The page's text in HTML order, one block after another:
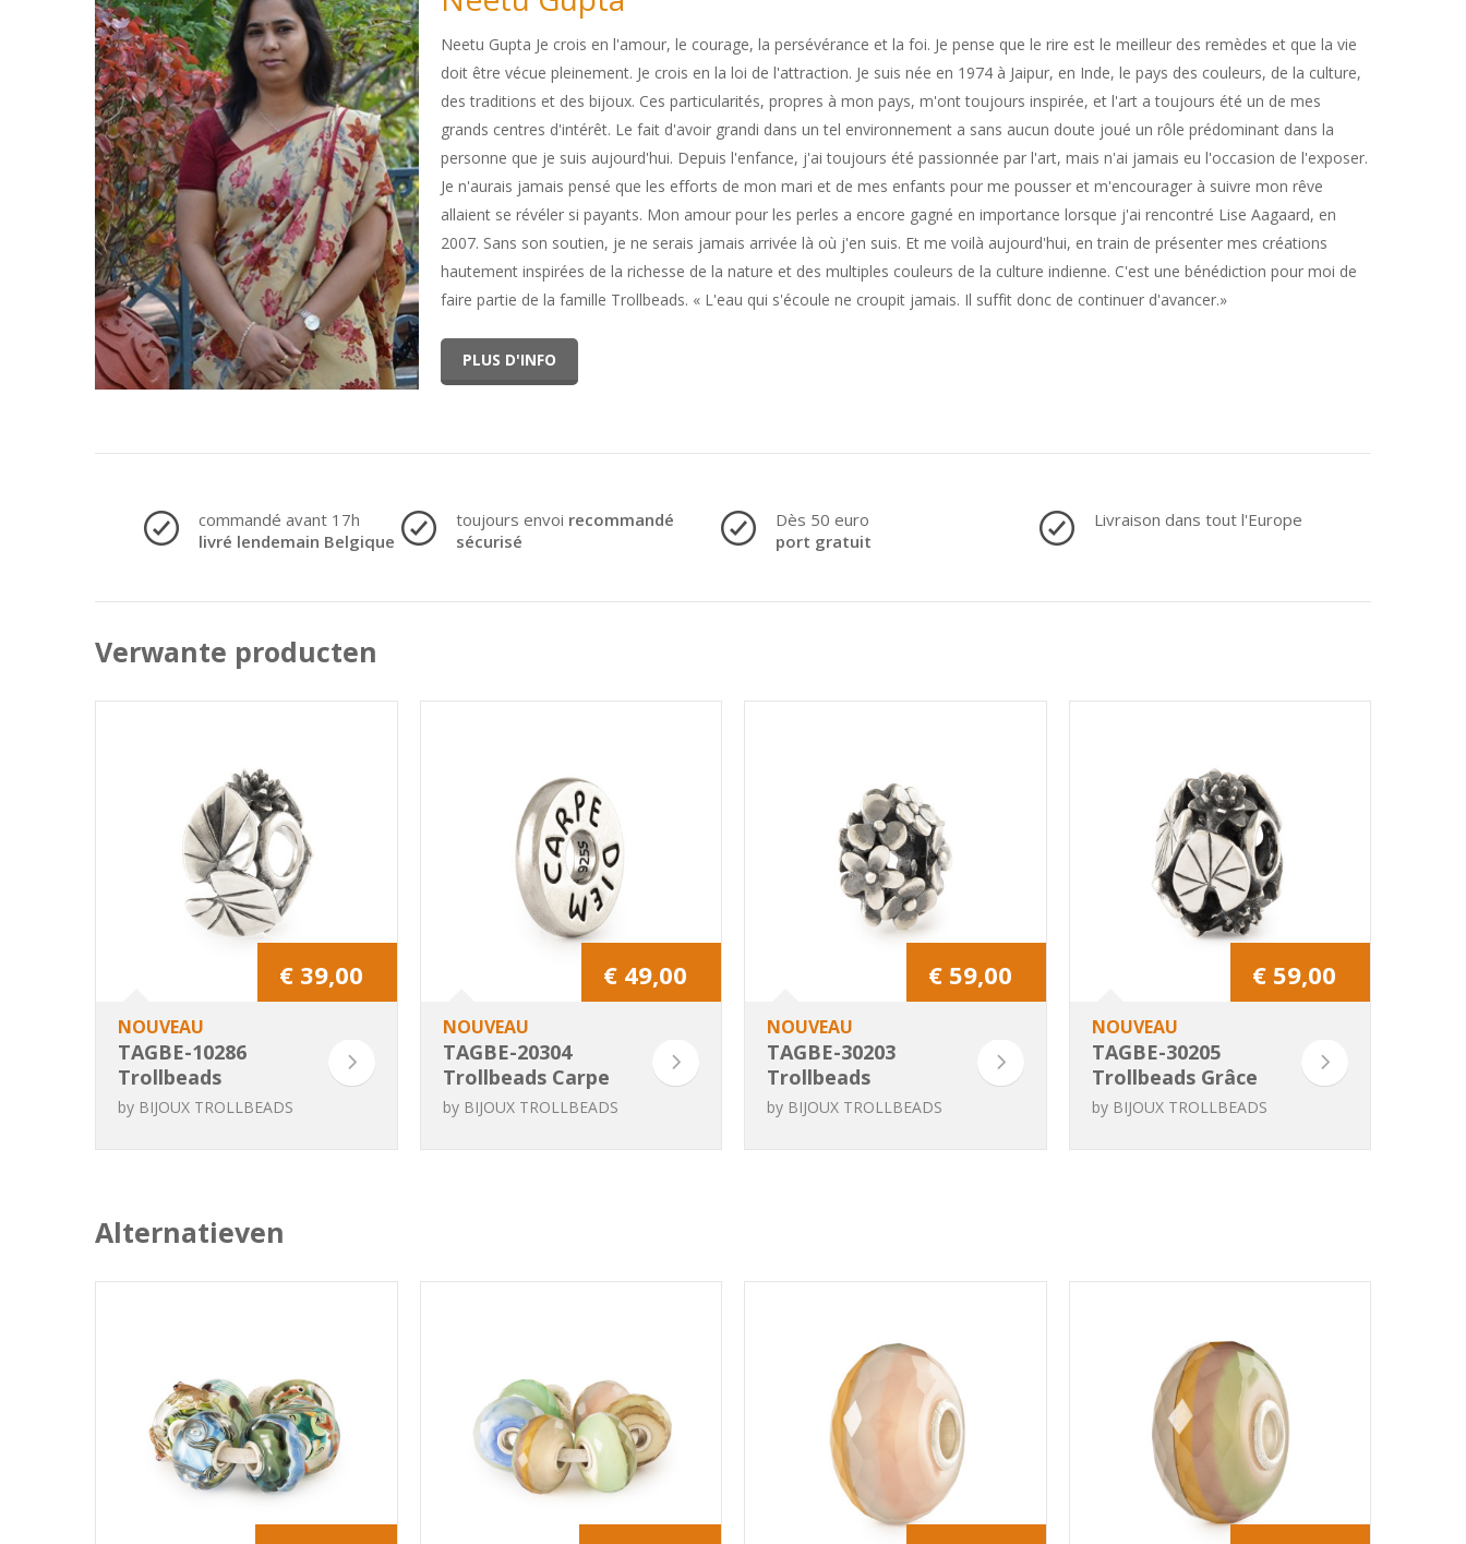
Neetu Gupta Je crois en l'amour, le courage, la persévérance et la foi. Je pense que le rire est le meilleur des remèdes et que la vie
doit être vécue pleinement. Je crois en la loi de l'attraction. Je suis née en 1974 à Jaipur, en Inde, le pays des couleurs, de la culture,
des traditions et des bijoux. Ces particularités, propres à mon pays, m'ont toujours inspirée, et l'art a toujours été un de mes
grands centres d'intérêt. Le fait d'avoir grandi dans un tel environnement a sans aucun doute joué un rôle prédominant dans la
personne que je suis aujourd'hui. Depuis l'enfance, j'ai toujours été passionnée par l'art, mais n'ai jamais eu l'occasion de l'exposer.
Je n'aurais jamais pensé que les efforts de mon mari et de mes enfants pour me pousser et m'encourager à suivre mon rêve
allaient se révéler si payants. Mon amour pour les perles a encore gagné en importance lorsque j'ai rencontré Lise Aagaard, en
2007. Sans son soutien, je ne serais jamais arrivée là où j'en suis. Et me voilà aujourd'hui, en train de présenter mes créations
hautement inspirées de la richesse de la nature et des multiples couleurs de la culture indienne. C'est une bénédiction pour moi de
faire partie de la famille Trollbeads. « L'eau qui s'écoule ne croupit jamais. Il suffit donc de continuer d'avancer.»
PLUS D'INFO
commandé avant 17h
livré lendemain Belgique
toujours envoi recommandé
sécurisé
Dès 50 euro
port gratuit
Livraison dans tout l'Europe
Verwante producten
€ 39,00
NOUVEAU
TAGBE-10286
Trollbeads
Berceau de
by BIJOUX TROLLBEADS
€ 49,00
NOUVEAU
TAGBE-20304
Trollbeads Carpe
diem
by BIJOUX TROLLBEADS
€ 59,00
NOUVEAU
TAGBE-30203
Trollbeads
Pétales au Bord
by BIJOUX TROLLBEADS
€ 59,00
NOUVEAU
TAGBE-30205
Trollbeads Grâce
des Nénuphars
by BIJOUX TROLLBEADS
Alternatieven